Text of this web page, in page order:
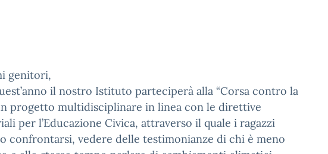
genitori,
il nostro Istituto parteciperà alla “Corsa contro la
progetto multidisciplinare in linea con le direttive
per l’Educazione Civica, attraverso il quale i ragazzi
confrontarsi, vedere delle testimonianze di chi è meno